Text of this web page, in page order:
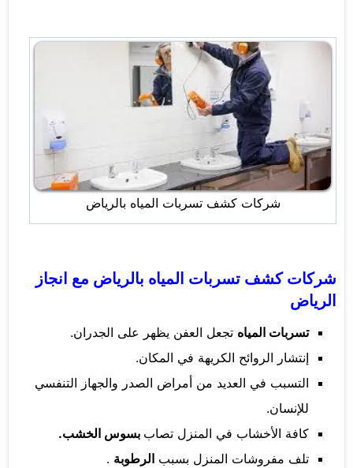
شركات كشف تسربات المياه بالرياض
شركات كشف تسربات المياه بالرياض مع انجاز
الرياض
تسربات المياه تجعل العفن يظهر على الجدران.
إنتشار الروائح الكريهة في المكان.
التسبب في العديد من أمراض الصدر والجهاز التنفسي
للإنسان.
كافة الأخشاب في المنزل تصاب بسوس الخشب.
تلف مفروشات المنزل بسبب الرطوبة .